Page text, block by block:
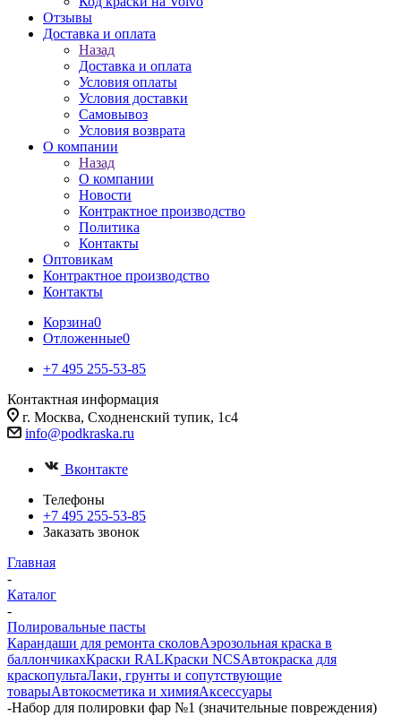
Отзывы
Доставка и оплата
Назад
Доставка и оплата
Условия оплаты
Условия доставки
Самовывоз
Условия возврата
О компании
Назад
О компании
Новости
Контрактное производство
Политика
Контакты
Оптовикам
Контрактное производство
Контакты
Корзина0
Отложенные0
+7 495 255-53-85
Контактная информация
г. Москва, Сходненский тупик, 1с4
info@podkraska.ru
Вконтакте
Телефоны
+7 495 255-53-85
Заказать звонок
Главная
-
Каталог
-
Полировальные пасты
Карандаши для ремонта сколовАэрозольная краска в
баллончикахКраски RALКраски NCSАвтокраска для
краскопультаЛаки, грунты и сопутствующие
товарыАвтокосметика и химияАксессуары
-Набор для полировки фар №1 (значительные повреждения)